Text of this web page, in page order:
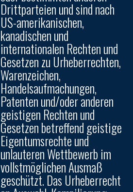
Drittparteien und sind nach
US-amerikanischen,
kanadischen und
internationalen Rechten und
Gesetzen zu Urheberrechten,
Warenzeichen,
Handelsaufmachungen,
Patenten und/oder anderen
geistigen Rechten und
Gesetzen betreffend geistige
Eigentumsrechte und
unlauteren Wettbewerb im
vollstmöglichen Ausmaß
geschützt. Das Urheberrecht